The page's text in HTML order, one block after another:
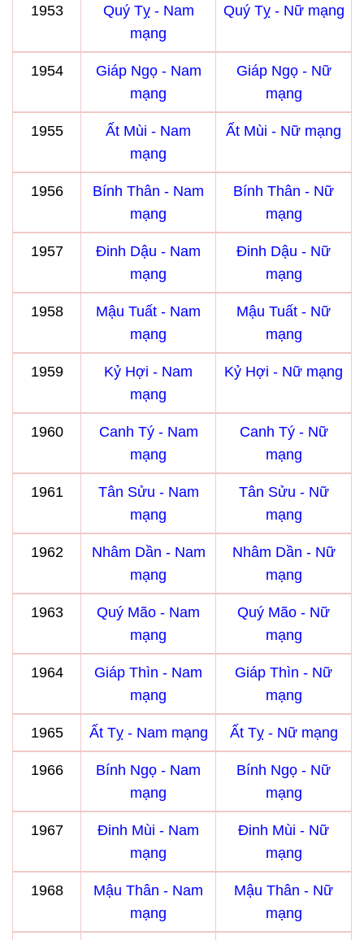
1953
Quý Tỵ - Nam
mạng
Quý Tỵ - Nữ mạng
1954
Giáp Ngọ - Nam
mạng
Giáp Ngọ - Nữ
mạng
1955
Ất Mùi - Nam
mạng
Ất Mùi - Nữ mạng
1956
Bính Thân - Nam
mạng
Bính Thân - Nữ
mạng
1957
Đinh Dậu - Nam
mạng
Đinh Dậu - Nữ
mạng
1958
Mậu Tuất - Nam
mạng
Mậu Tuất - Nữ
mạng
1959
Kỷ Hợi - Nam
mạng
Kỷ Hợi - Nữ mạng
1960
Canh Tý - Nam
mạng
Canh Tý - Nữ
mạng
1961
Tân Sửu - Nam
mạng
Tân Sửu - Nữ
mạng
1962
Nhâm Dần - Nam
mạng
Nhâm Dần - Nữ
mạng
1963
Quý Mão - Nam
mạng
Quý Mão - Nữ
mạng
1964
Giáp Thìn - Nam
mạng
Giáp Thìn - Nữ
mạng
1965 Ất Tỵ - Nam mạng Ất Tỵ - Nữ mạng
1966
Bính Ngọ - Nam
mạng
Bính Ngọ - Nữ
mạng
1967
Đinh Mùi - Nam
mạng
Đinh Mùi - Nữ
mạng
1968
Mậu Thân - Nam
mạng
Mậu Thân - Nữ
mạng